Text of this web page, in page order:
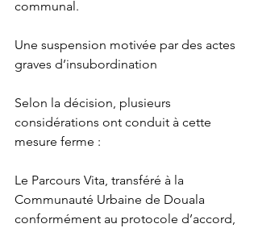
communal.
Une suspension motivée par des actes
graves d’insubordination
Selon la décision, plusieurs
considérations ont conduit à cette
mesure ferme :
Le Parcours Vita, transféré à la
Communauté Urbaine de Douala
conformément au protocole d’accord,